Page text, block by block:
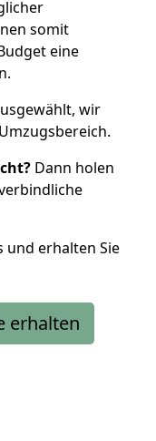
somit
eine
wir
Dann holen
und erhalten Sie
erhalten